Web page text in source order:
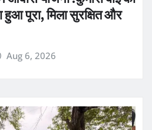
पूरा, मिला सुरक्षित और
Aug 6, 2026